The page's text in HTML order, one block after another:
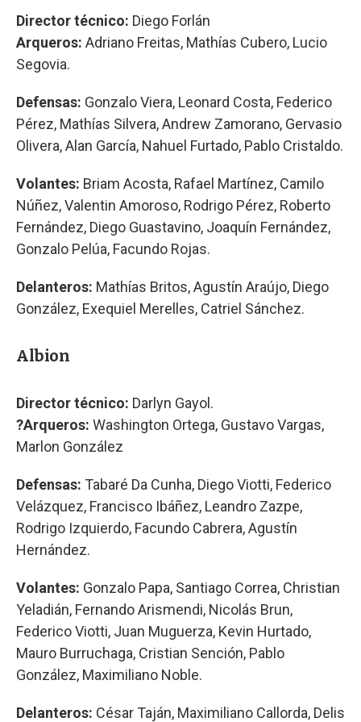
Director técnico: Diego Forlán
Arqueros: Adriano Freitas, Mathías Cubero, Lucio
Segovia.
Defensas: Gonzalo Viera, Leonard Costa, Federico
Pérez, Mathías Silvera, Andrew Zamorano, Gervasio
Olivera, Alan García, Nahuel Furtado, Pablo Cristaldo.
Volantes: Briam Acosta, Rafael Martínez, Camilo
Núñez, Valentin Amoroso, Rodrigo Pérez, Roberto
Fernández, Diego Guastavino, Joaquín Fernández,
Gonzalo Pelúa, Facundo Rojas.
Delanteros: Mathías Britos, Agustín Araújo, Diego
González, Exequiel Merelles, Catriel Sánchez.
Albion
Director técnico: Darlyn Gayol.
?Arqueros: Washington Ortega, Gustavo Vargas,
Marlon González
Defensas: Tabaré Da Cunha, Diego Viotti, Federico
Velázquez, Francisco Ibáñez, Leandro Zazpe,
Rodrigo Izquierdo, Facundo Cabrera, Agustín
Hernández.
Volantes: Gonzalo Papa, Santiago Correa, Christian
Yeladián, Fernando Arismendi, Nicolás Brun,
Federico Viotti, Juan Muguerza, Kevin Hurtado,
Mauro Burruchaga, Cristian Sención, Pablo
González, Maximiliano Noble.
Delanteros: César Taján, Maximiliano Callorda, Delis